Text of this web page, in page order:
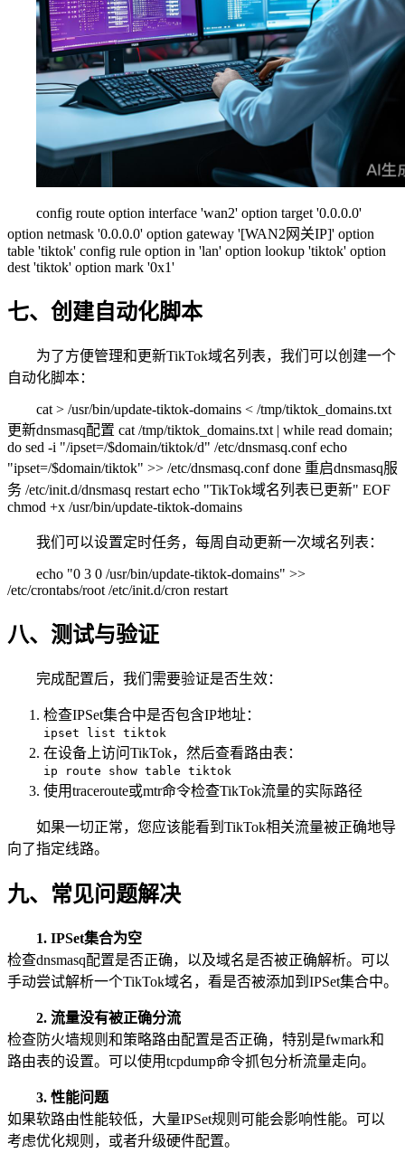
config route option interface 'wan2' option target '0.0.0.0'
option netmask '0.0.0.0' option gateway '[WAN2网关IP]' option
table 'tiktok' config rule option in 'lan' option lookup 'tiktok' option
dest 'tiktok' option mark '0x1'
七、创建自动化脚本
为了方便管理和更新TikTok域名列表，我们可以创建一个
自动化脚本：
cat > /usr/bin/update-tiktok-domains < /tmp/tiktok_domains.txt
更新dnsmasq配置 cat /tmp/tiktok_domains.txt | while read domain;
do sed -i "/ipset=/$domain/tiktok/d" /etc/dnsmasq.conf echo
"ipset=/$domain/tiktok" >> /etc/dnsmasq.conf done 重启dnsmasq服
务 /etc/init.d/dnsmasq restart echo "TikTok域名列表已更新" EOF
chmod +x /usr/bin/update-tiktok-domains
我们可以设置定时任务，每周自动更新一次域名列表：
echo "0 3 0 /usr/bin/update-tiktok-domains" >>
/etc/crontabs/root /etc/init.d/cron restart
八、测试与验证
完成配置后，我们需要验证是否生效：
检查IPSet集合中是否包含IP地址：
ipset list tiktok
在设备上访问TikTok，然后查看路由表：
ip route show table tiktok
使用traceroute或mtr命令检查TikTok流量的实际路径
如果一切正常，您应该能看到TikTok相关流量被正确地导
向了指定线路。
九、常见问题解决
1. IPSet集合为空
检查dnsmasq配置是否正确，以及域名是否被正确解析。可以
手动尝试解析一个TikTok域名，看是否被添加到IPSet集合中。
2. 流量没有被正确分流
检查防火墙规则和策略路由配置是否正确，特别是fwmark和
路由表的设置。可以使用tcpdump命令抓包分析流量走向。
3. 性能问题
如果软路由性能较低，大量IPSet规则可能会影响性能。可以
考虑优化规则，或者升级硬件配置。